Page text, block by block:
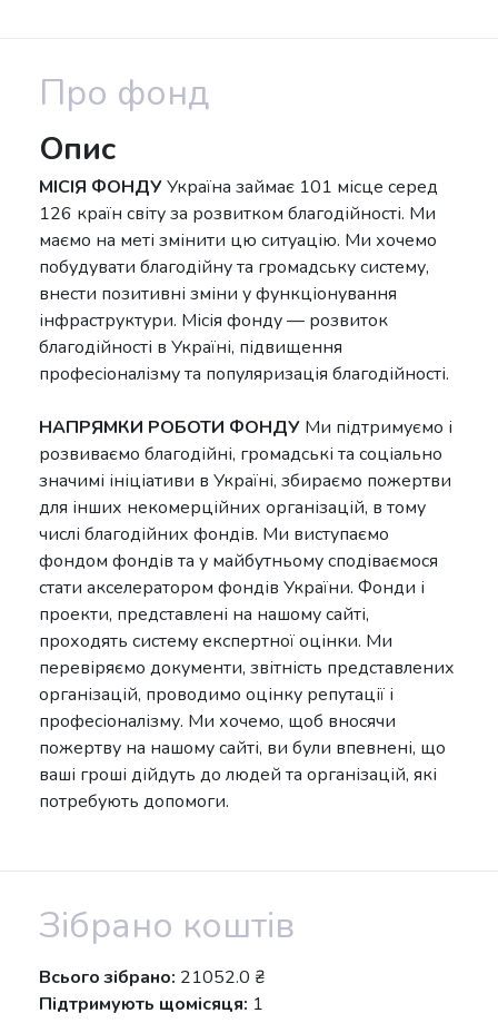
Про фонд
Опис
МІСІЯ ФОНДУУкраїна займає 101 місце серед
126 країн світу за розвитком благодійності. Ми
маємо на меті змінити цю ситуацію. Ми хочемо
побудувати благодійну та громадську систему,
внести позитивні зміни у функціонування
інфраструктури. Місія фонду — розвиток
благодійності в Україні, підвищення
професіоналізму та популяризація благодійності.
НАПРЯМКИ РОБОТИ ФОНДУ Ми підтримуємо і
розвиваємо благодійні, громадські та соціально
значимі ініціативи в Україні, збираємо пожертви
для інших некомерційних організацій, в тому
числі благодійних фондів. Ми виступаємо
фондом фондів та у майбутньому сподіваємося
стати акселератором фондів України. Фонди і
проекти, представлені на нашому сайті,
проходять систему експертної оцінки. Ми
перевіряємо документи, звітність представлених
організацій, проводимо оцінку репутації і
професіоналізму. Ми хочемо, щоб вносячи
пожертву на нашому сайті, ви були впевнені, що
ваші гроші дійдуть до людей та організацій, які
потребують допомоги.
Зібрано коштів
Всього зібрано: 21052.0 ₴
Підтримують щомісяця: 1